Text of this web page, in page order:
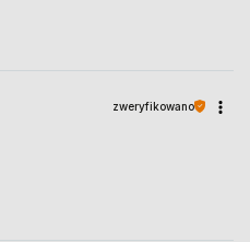
zweryfikowano